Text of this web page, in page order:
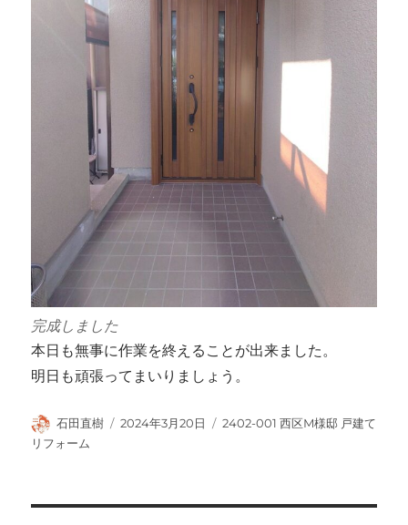
完成しました
本日も無事に作業を終えることが出来ました。
明日も頑張ってまいりましょう。
投
稿
石田直樹
投
2024年3月20日
カ
2402-001 西区M様邸 戸建て
リフォーム